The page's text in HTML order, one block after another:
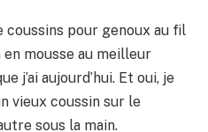
coussins pour genoux au fil
en mousse au meilleur
j’ai aujourd’hui. Et oui, je
vieux coussin sur le
sous la main.